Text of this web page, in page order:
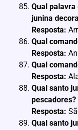
Qual
junina
Resposta:
Qual
Resposta:
Qual
Resposta:
Qual santo
pescadores?
Resposta:
Qual santo